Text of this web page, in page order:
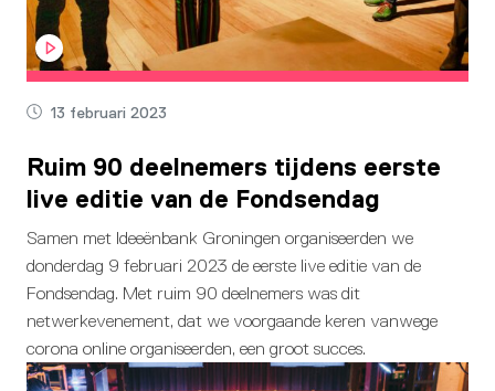
13 februari 2023
Ruim 90 deelnemers tijdens eerste
live editie van de Fondsendag
Samen met Ideeënbank Groningen organiseerden we
donderdag 9 februari 2023 de eerste live editie van de
Fondsendag. Met ruim 90 deelnemers was dit
netwerkevenement, dat we voorgaande keren vanwege
corona online organiseerden, een groot succes.